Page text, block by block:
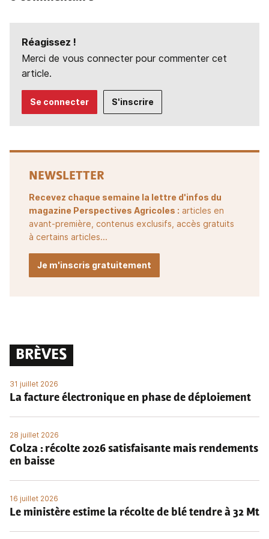
Réagissez !
Merci de vous connecter pour commenter cet
article.
Se connecter S'inscrire
NEWSLETTER
Recevez chaque semaine la lettre d'infos du
magazine Perspectives Agricoles : articles en
avant-première, contenus exclusifs, accès gratuits
à certains articles...
Je m'inscris gratuitement
BRÈVES
31 juillet 2026
La facture électronique en phase de déploiement
28 juillet 2026
Colza : récolte 2026 satisfaisante mais rendements
en baisse
16 juillet 2026
Le ministère estime la récolte de blé tendre à 32 Mt